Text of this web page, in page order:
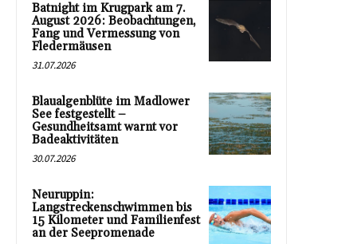
Batnight im Krugpark am 7.
August 2026: Beobachtungen,
Fang und Vermessung von
Fledermäusen
31.07.2026
Blaualgenblüte im Madlower
See festgestellt –
Gesundheitsamt warnt vor
Badeaktivitäten
30.07.2026
Neuruppin:
Langstreckenschwimmen bis
15 Kilometer und Familienfest
an der Seepromenade